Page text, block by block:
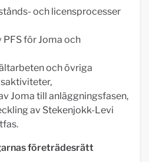
och licensprocesser
för Joma och
och övriga
Joma till anläggningsfasen,
av Stekenjokk-Levi
företrädesrätt